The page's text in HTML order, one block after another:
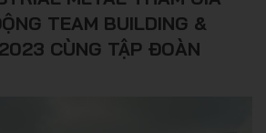
TEAM BUILDING &
CÙNG TẬP ĐOÀN